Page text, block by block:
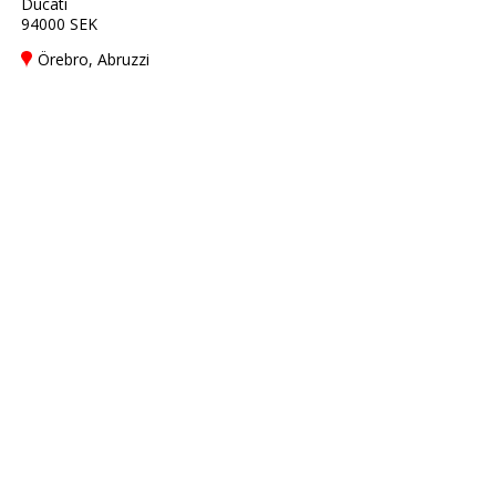
94000 SEK
Örebro, Abruzzi